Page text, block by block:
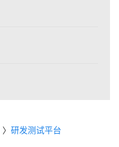
〉 研发测试平台